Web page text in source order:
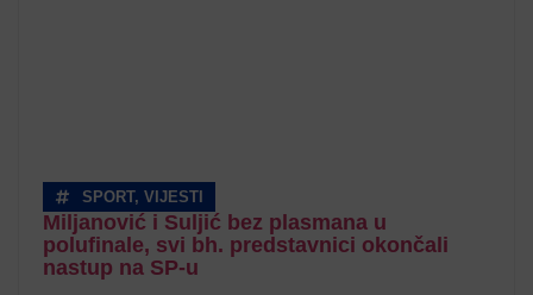
SPORT, VIJESTI
Miljanović i Suljić bez plasmana u
polufinale, svi bh. predstavnici okončali
nastup na SP-u